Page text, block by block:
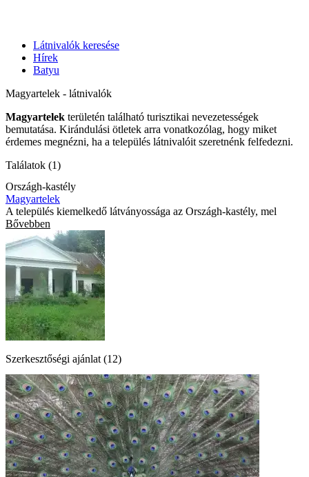
Látnivalók keresése
Hírek
Batyu
Magyartelek - látnivalók
Magyartelek területén található turisztikai nevezetességek
bemutatása. Kirándulási ötletek arra vonatkozólag, hogy miket
érdemes megnézni, ha a település látnivalóit szeretnénk felfedezni.
Találatok (1)
Országh-kastély
Magyartelek
A település kiemelkedő látványossága az Országh-kastély, mel
Bővebben
Szerkesztőségi ajánlat (12)